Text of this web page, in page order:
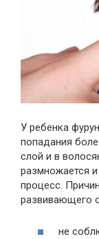
У ребенка
попадания
слой и в
размножается
процесс.
развивающего
не